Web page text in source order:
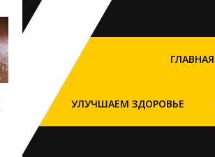
ГЛАВНАЯ
УЛУЧШАЕМ ЗДОРОВЬЕ